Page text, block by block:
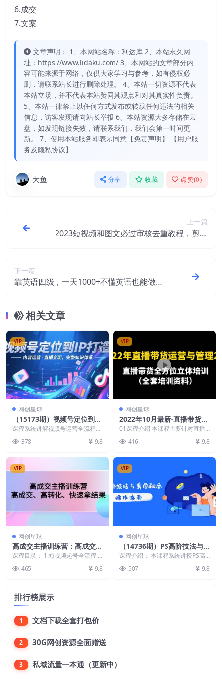
6.成交
7.文案
文章声明： 1、本网站名称：利达库 2、本站永久网
址：https://www.lidaku.com/ 3、本网站的文章部分内
容可能来源于网络，仅供大家学习与参考，如有侵权必
删，请联系站长进行删除处理。 4、本站一切资源不代表
本站立场，并不代表本站赞同其观点和对其真实性负责。
5、本站一律禁止以任何方式发布或转载任何违法的相关
信息，访客发现请向站长举报 6、本站资源大多存储在云
盘，如发现链接失效，请联系我们，我们会第一时间更
新。 7、使用本站服务即表示同意【免责声明】 【用户服
务及隐私协议】
大鱼 分享 收藏 点赞(0)
上一篇
2023短视频和图文必过审核去重教程，剪映
下一篇
靠英语四级，一天1000+不懂英语也能做，
相关文章
VIP
网创星球
（15173期）视频号定位到IP
打造：账号搭建-内容运营-直
播变现，完整知识体系
课程系统讲解视频号运营全流程，
基础建设，到爆款内...
378 9.8
VIP
网创星球
2022年10月最新-直播带货运
营与管理2.0，直播带货全方
位立体培训（全资料）
01课程介绍 本课程主要针对直播
师等岗位开设，主要...
416 9.8
VIP
网创星球
高成交主播训练营：高成交、
高转化、快速拿结果
课程目录： 1.短视频起号全流程.
位.mp...
465 9.8
VIP
网创星球
（14736期）PS高阶技法与
美学融合：商业光效/调色逻
辑拆解，抖音IP运营+AI修图
实战
课程介绍： 本课程系统讲授PS高
色/光效等技法精修...
507 9.8
排行榜展示
1 文档下载全套打包价
2 30G网创资源全面赠送
3 私域流量一本通（更新中）